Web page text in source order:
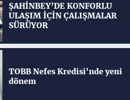
ŞAHİNBEY’DE KONFORLU
ULAŞIM İÇİN ÇALIŞMALAR
SÜRÜYOR
TOBB Nefes Kredisi'nde yeni
dönem